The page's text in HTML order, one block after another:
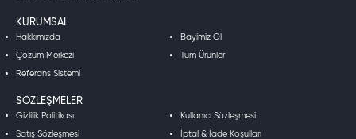
KURUMSAL
Hakkımızda Bayimiz Ol
Çözüm Merkezi Tüm Ürünler
Referans Sistemi
SÖZLEŞMELER
Gizlilik Politikası Kullanıcı Sözleşmesi
Satış Sözleşmesi İptal & İade Koşulları